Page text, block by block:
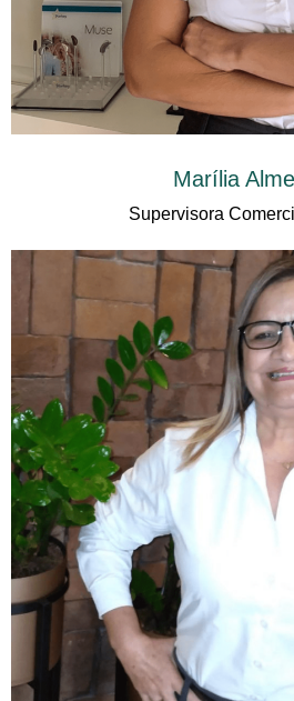
Marília
Supervisora